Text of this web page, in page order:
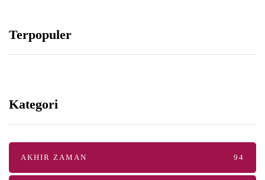
Terpopuler
Kategori
AKHIR ZAMAN 94